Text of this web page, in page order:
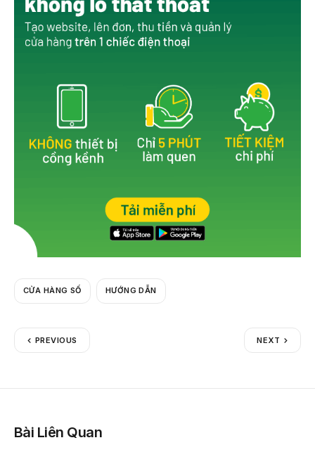
b
o
CỬA HÀNG SỐ HƯỚNG DẪN
PREVIOUS NEXT
Bài Liên Quan